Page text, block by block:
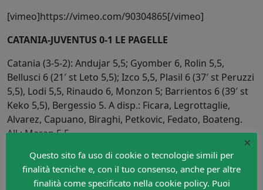
[vimeo]https://vimeo.com/90304865[/vimeo]
CATANIA-JUVENTUS 0-1 LE PAGELLE
Catania (3-5-2): Andujar 5,5; Gyomber 6, Rolin 5,5,
Bellusci 6 (21′ st Leto 5,5); Izco 5,5, Plasil 6 (37′ st Peruzzi
5,5), Lodi 5,5, Rinaudo 6, Monzon 5; Barrientos 6 (39′ st
Keko 5,5), Bergessio 5. A disp.: Ficara, Legrottaglie,
Alvarez, Capuano, Biraghi, Petkovic, Fedato, Boateng.
All.: Maran 5,5.
Chiellini 6; Lichtsteiner 6, Vidal 5,5, Pirlo 6,5, Padoin 6,
Isla 5,5 (21′ st Asamoah 6); Osvaldo 6 (19′ st Llorente 6),
×
Questo sito fa uso di cookie o tecnologie simili per
finalità tecniche e, con il tuo consenso, anche per altre
finalità come specificato nella cookie policy. Puoi